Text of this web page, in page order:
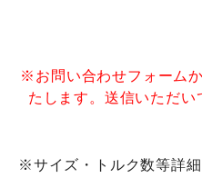
※お問い合わせフォーム
たします。送信いただい
※サイズ・トルク数等詳